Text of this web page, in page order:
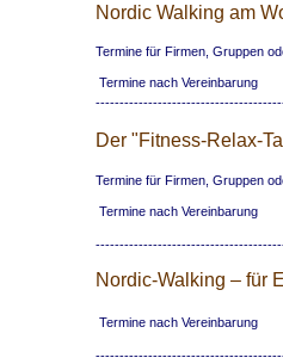
Nordic Walking am
Termine für Firmen, Gruppen
Termine nach Vereinbarung
Der "Fitness-Relax-
Termine für Firmen, Gruppen
Termine nach Vereinbarung
Nordic-Walking – für
Termine nach Vereinbarung